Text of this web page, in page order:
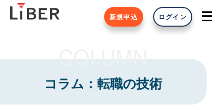
新規申込 ログイン
COLUMN
コラム：転職の技術